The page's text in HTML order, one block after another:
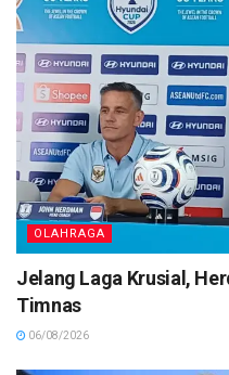
OLAHRAGA
Jelang Laga Krusial,
Timnas
06/08/2026